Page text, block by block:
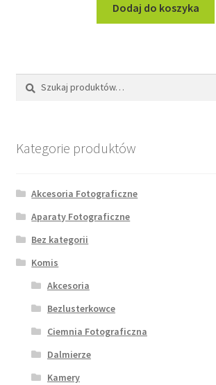
Dodaj do koszyka
Kategorie produktów
Akcesoria Fotograficzne
Aparaty Fotograficzne
Bez kategorii
Komis
Akcesoria
Bezlusterkowce
Ciemnia Fotograficzna
Dalmierze
Kamery